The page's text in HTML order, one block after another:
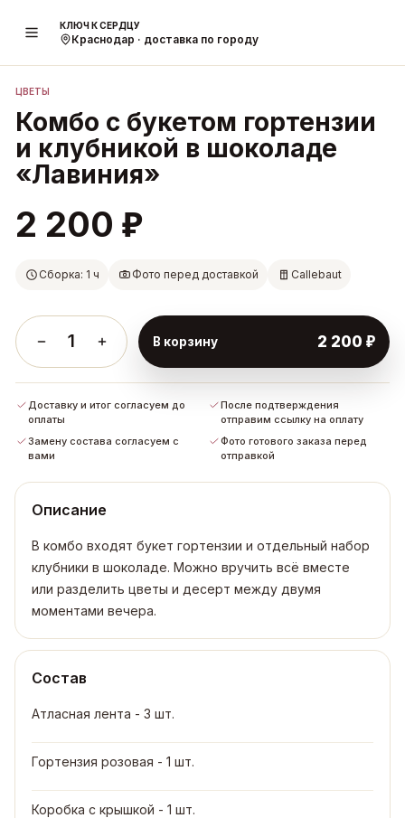
КЛЮЧ К СЕРДЦУ
Краснодар · доставка по городу
ЦВЕТЫ
Комбо с букетом гортензии
и клубникой в шоколаде
«Лавиния»
2 200 ₽
Сборка: 1 ч Фото перед доставкой Callebaut
1 В корзину 2 200 ₽
Доставку и итог согласуем до
оплаты
После подтверждения
отправим ссылку на оплату
Замену состава согласуем с
вами
Фото готового заказа перед
отправкой
Описание
В комбо входят букет гортензии и отдельный набор
клубники в шоколаде. Можно вручить всё вместе
или разделить цветы и десерт между двумя
моментами вечера.
Состав
Атласная лента - 3 шт.
Гортензия розовая - 1 шт.
Коробка с крышкой - 1 шт.